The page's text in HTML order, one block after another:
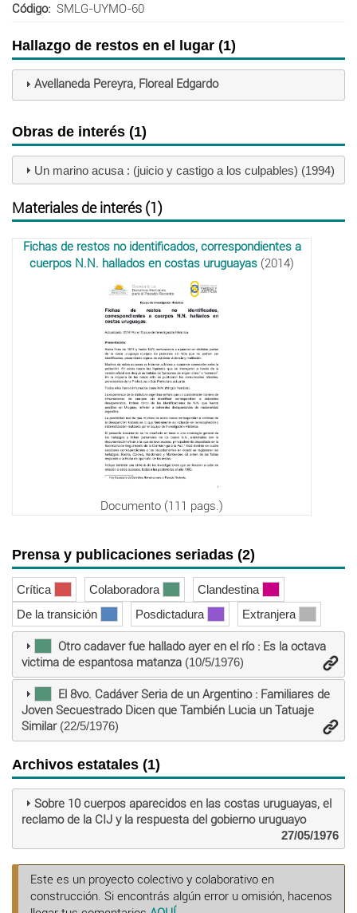
Código
SMLG-UYMO-60
Hallazgo de restos en el lugar (1)
Avellaneda Pereyra, Floreal Edgardo
Obras de interés (1)
Un marino acusa : (juicio y castigo a los culpables) (1994)
Materiales de interés (1)
Fichas de restos no identificados, correspondientes a
cuerpos N.N. hallados en costas uruguayas (2014)
Documento (111 pags.)
Prensa y publicaciones seriadas (2)
Crítica Colaboradora
Clandestina
De la transición
Posdictadura Extranjera
Otro cadaver fue hallado ayer en el río : Es la octava
victima de espantosa matanza(10/5/1976)
El 8vo. Cadáver Seria de un Argentino : Familiares de
Joven Secuestrado Dicen que También Lucia un Tatuaje
Similar(22/5/1976)
Archivos estatales (1)
Sobre 10 cuerpos aparecidos en las costas uruguayas, el
reclamo de la CIJ y la respuesta del gobierno uruguayo
27/05/1976
Este es un proyecto colectivo y colaborativo en
construcción. Si encontrás algún error u omisión, hacenos